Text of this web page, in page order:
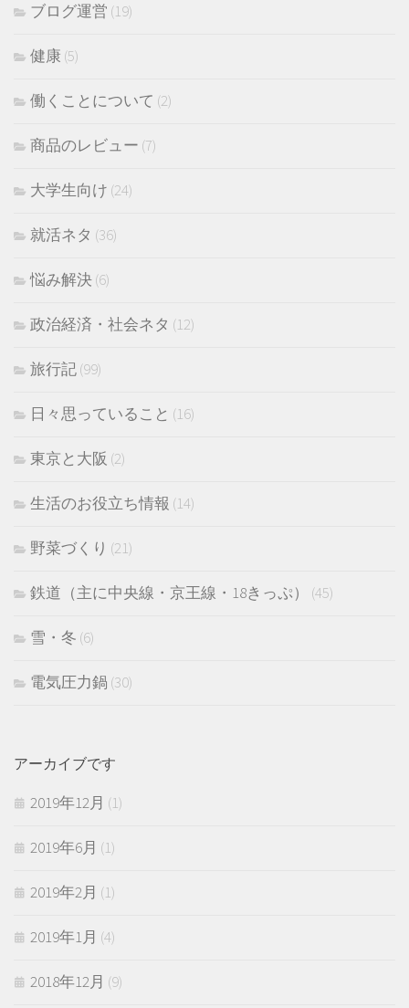
ブログ運営 (19)
健康 (5)
働くことについて (2)
商品のレビュー (7)
大学生向け (24)
就活ネタ (36)
悩み解決(6)
政治経済・社会ネタ (12)
旅行記(99)
日々思っていること (16)
東京と大阪 (2)
生活のお役立ち情報 (14)
野菜づくり (21)
鉄道（主に中央線・京王線・18きっぷ） (45)
雪・冬 (6)
電気圧力鍋 (30)
アーカイブです
2019年12月 (1)
2019年6月 (1)
2019年2月 (1)
2019年1月 (4)
2018年12月 (9)